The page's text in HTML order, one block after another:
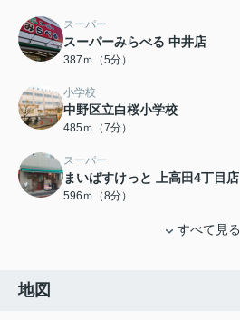
スーパー
スーパーみらべる 中井店
387ｍ（5分）
小学校
中野区立白桜小学校
485ｍ（7分）
スーパー
まいばすけっと 上高田4丁目店
596ｍ（8分）
すべて見る
地図